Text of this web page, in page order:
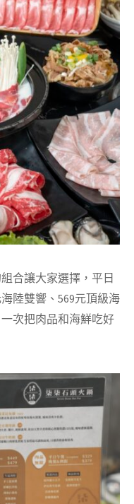
合讓大家選擇，平日
陸雙響、569元頂級海
次把肉品和海鮮吃好